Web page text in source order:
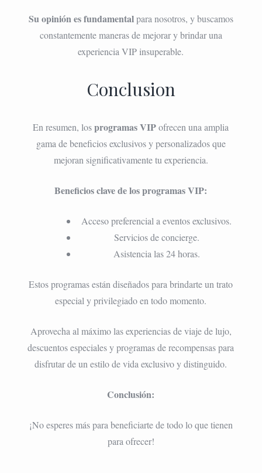
Su opinión es fundamentalpara nosotros, y buscamos
constantemente maneras de mejorar y brindar una
experiencia VIP insuperable.
Conclusion
En resumen, losprogramas VIPofrecen una amplia
gama de beneficios exclusivos y personalizados que
mejoran significativamente tu experiencia.
Beneficios clave de los programas VIP:
Acceso preferencial a eventos exclusivos.
Servicios de concierge.
Asistencia las 24 horas.
Estos programas están diseñados para brindarte un trato
especial y privilegiado en todo momento.
Aprovecha al máximo las experiencias de viaje de lujo,
descuentos especiales y programas de recompensas para
disfrutar de un estilo de vida exclusivo y distinguido.
Conclusión:
¡No esperes más para beneficiarte de todo lo que tienen
para ofrecer!